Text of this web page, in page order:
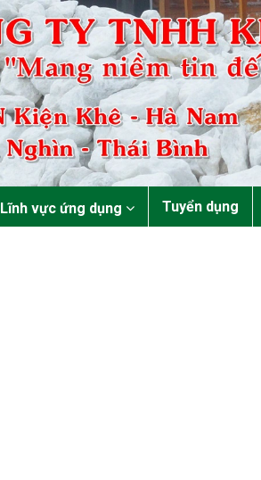
Lĩnh vực ứng dụng Tuyển dụng